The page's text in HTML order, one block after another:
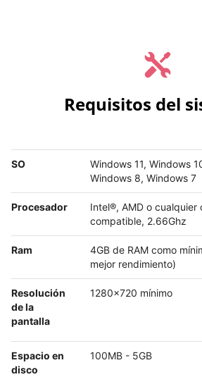
Requisitos del
SO
Windows 11, Windows
Windows 8, Windows 7
Procesador
Intel®, AMD o cualquier
compatible, 2.66Ghz
Ram
4GB de RAM como
mejor rendimiento)
Resolución
de la
pantalla
1280x720 mínimo
Espacio en
disco
100MB - 5GB